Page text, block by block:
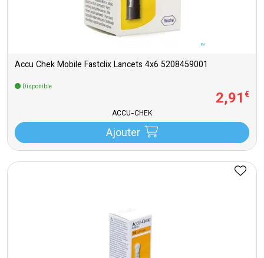
Accu Chek Mobile Fastclix Lancets 4x6 5208459001
Disponible
2,91€
ACCU-CHEK
Ajouter